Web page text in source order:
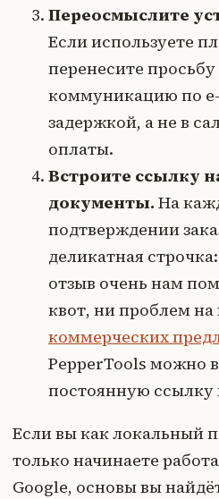
Переосмыслите
Если используете
перенесите
коммуникацию по
задержкой, а не в
оплаты.
Встроите ссылку
документы. На
подтверждении
деликатная
отзыв очень нам
квот, ни проблем на
коммерческих
PepperTools можно
постоянную ссылку
Если вы как локальный
только начинаете
Google, основы вы